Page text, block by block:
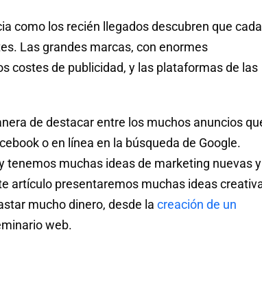
como los recién llegados descubren que cada
Las grandes marcas, con enormes
costes de publicidad, y las plataformas de las
de destacar entre los muchos anuncios
o en línea en la búsqueda de Google.
muchas ideas de marketing nuevas y
artículo presentaremos muchas ideas
mucho dinero, desde la creación de un
web.